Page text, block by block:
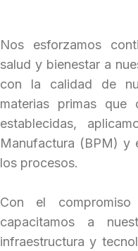
Nos esforzamos
salud y bienestar a
con la calidad de
materias primas que
establecidas,
Manufactura (BPM) y
los procesos.
Con el compromiso
capacitamos a
infraestructura y